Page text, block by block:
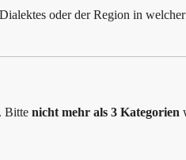
oder der Region in
Bitte nicht mehr als 3 Kategorien